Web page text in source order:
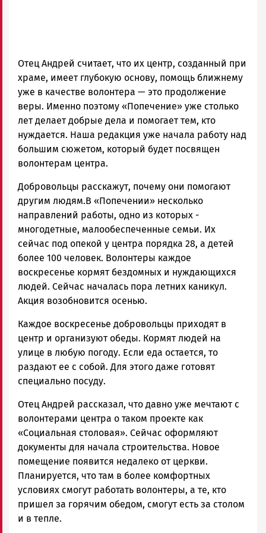
Отец Андрей считает, что их центр, созданный при
храме, имеет глубокую основу, помощь ближнему
уже в качестве волонтера — это продолжение
веры. Именно поэтому «Попечение» уже столько
лет делает добрые дела и помогает тем, кто
нуждается. Наша редакция уже начала работу над
большим сюжетом, который будет посвящен
волонтерам центра.
Добровольцы расскажут, почему они помогают
другим людям.В «Попечении» несколько
направлений работы, одно из которых -
многодетные, малообеспеченные семьи. Их
сейчас под опекой у центра порядка 28, а детей
более 100 человек. Волонтеры каждое
воскресенье кормят бездомных и нуждающихся
людей. Сейчас началась пора летних каникул.
Акция возобновится осенью.
Каждое воскресенье добровольцы приходят в
центр и организуют обеды. Кормят людей на
улице в любую погоду. Если еда остается, то
раздают ее с собой. Для этого даже готовят
специально посуду.
Отец Андрей рассказал, что давно уже мечтают с
волонтерами центра о таком проекте как
«Социальная столовая». Сейчас оформляют
документы для начала строительства. Новое
помещение появится недалеко от церкви.
Планируется, что там в более комфортных
условиях смогут работать волонтеры, а те, кто
пришел за горячим обедом, смогут есть за столом
и в тепле.